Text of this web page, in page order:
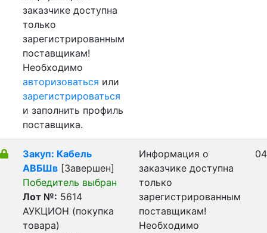
заказчике доступна
только
зарегистрированным
поставщикам!
Необходимо
авторизоваться или
зарегистрироваться
и заполнить профиль
поставщика.
Закуп: Кабель
АВБШв [Завершен]
Победитель выбран
Лот №: 5614
АУКЦИОН (покупка
товара)
Информация о
заказчике доступна
только
зарегистрированным
поставщикам!
Необходимо